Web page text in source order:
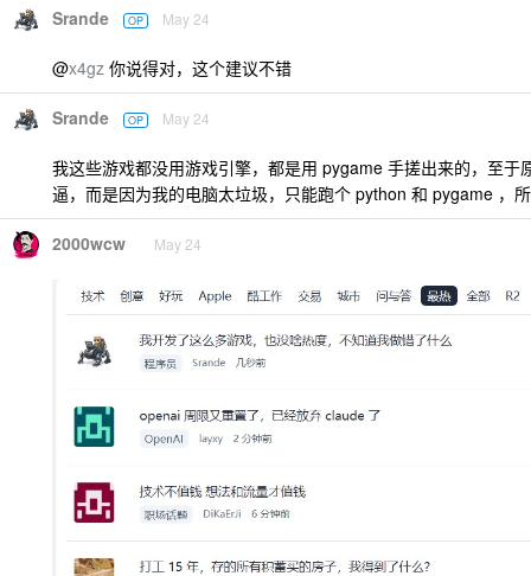
Srande OP May 24
@x4gz 你说得对，这个建议不错
Srande OP May 24
我这些游戏都没用游戏引擎，都是用 pygame 手搓出来的，至于
逼，而是因为我的电脑太垃圾，只能跑个 python 和 pygame ，
2000wcw May 24